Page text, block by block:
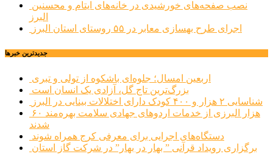
البرز
اجرای طرح بهسازی معابر در ۵۵ روستای استان البرز
جديدترين خبرها
اربعین امسال؛ جلوه‌ای باشکوه از تولی و تبری
بزرگ‌ترین تاج گل، آزادی یک انسان است
شناسایی ۲ هزار و ۴۰۰ کودک دارای اختلالات بینایی در البرز
۶۰ هزار البرزی از خدمات اردوهای جهادی سلامت بهره‌مند
شدند
دستگاه‌های اجرایی برای معرفی کرج همراه شوند